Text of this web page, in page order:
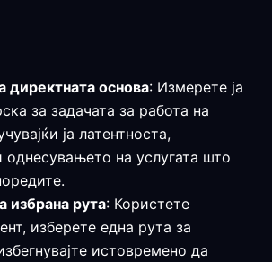
директната основа: Измерете ја
за задачата за работа на
ја латентноста,
однесувањето на услугата што
избрана рута: Користете
изберете една рута за
истовремено да